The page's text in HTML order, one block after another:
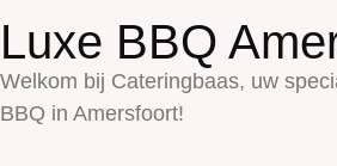
Luxe BBQ
Welkom bij Cateringbaas, uw
BBQ in Amersfoort!